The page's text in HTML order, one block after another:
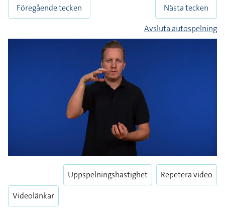
Föregående tecken
Nästa tecken
Avsluta autospelning
Videolänkar
Uppspelningshastighet Repetera video